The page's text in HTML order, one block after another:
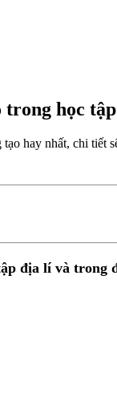
học
hay nhất, chi
địa lí và trong